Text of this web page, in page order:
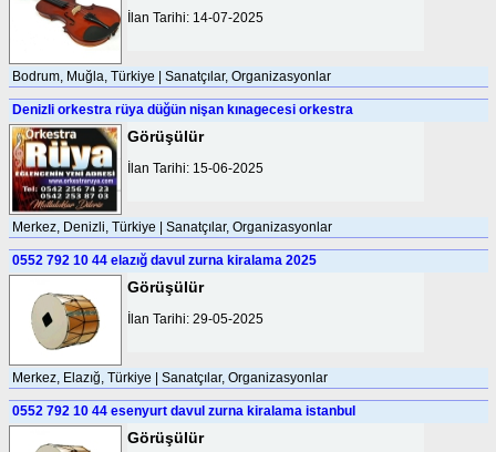
İlan Tarihi: 14-07-2025
Bodrum, Muğla, Türkiye | Sanatçılar, Organizasyonlar
Denizli orkestra rüya düğün nişan kınagecesi orkestra
Görüşülür
İlan Tarihi: 15-06-2025
Merkez, Denizli, Türkiye | Sanatçılar, Organizasyonlar
0552 792 10 44 elazığ davul zurna kiralama 2025
Görüşülür
İlan Tarihi: 29-05-2025
Merkez, Elazığ, Türkiye | Sanatçılar, Organizasyonlar
0552 792 10 44 esenyurt davul zurna kiralama istanbul
Görüşülür